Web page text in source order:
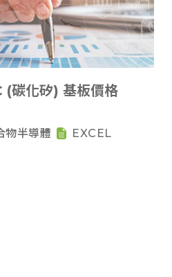
碳化矽) 基板價格
物半導體 EXCEL